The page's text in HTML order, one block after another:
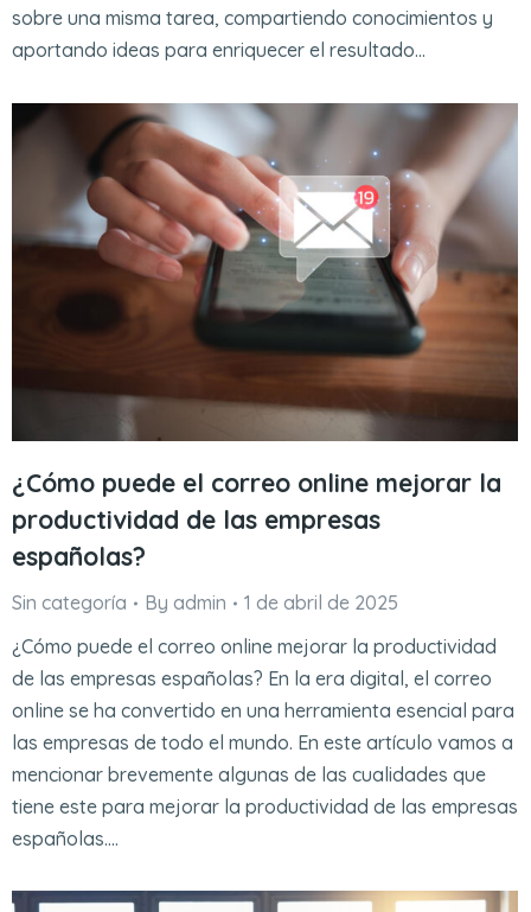
sobre una misma tarea, compartiendo conocimientos y
aportando ideas para enriquecer el resultado…
¿Cómo puede el correo online mejorar la
productividad de las empresas
españolas?
Sin categoría By admin
1 de abril de 2025
¿Cómo puede el correo online mejorar la productividad
de las empresas españolas? En la era digital, el correo
online se ha convertido en una herramienta esencial para
las empresas de todo el mundo. En este artículo vamos a
mencionar brevemente algunas de las cualidades que
tiene este para mejorar la productividad de las empresas
españolas.…